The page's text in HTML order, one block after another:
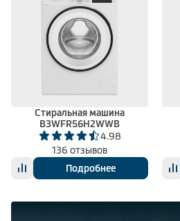
Стиральная машина
B3WFR56H2WWB
4.98
136 отзывов
Подробнее